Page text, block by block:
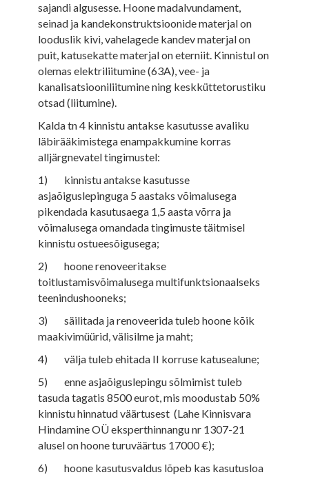
sajandi algusesse. Hoone madalvundament,
seinad ja kandekonstruktsioonide materjal on
looduslik kivi, vahelagede kandev materjal on
puit, katusekatte materjal on eterniit. Kinnistul on
olemas elektriliitumine (63A), vee- ja
kanalisatsiooniliitumine ning keskküttetorustiku
otsad (liitumine).
Kalda tn 4 kinnistu antakse kasutusse avaliku
läbirääkimistega enampakkumine korras
alljärgnevatel tingimustel:
1) kinnistu antakse kasutusse
asjaõiguslepinguga 5 aastaks võimalusega
pikendada kasutusaega 1,5 aasta võrra ja
võimalusega omandada tingimuste täitmisel
kinnistu ostueesõigusega;
2) hoone renoveeritakse
toitlustamisvõimalusega multifunktsionaalseks
teenindushooneks;
3) säilitada ja renoveerida tuleb hoone kõik
maakivimüürid, välisilme ja maht;
4) välja tuleb ehitada II korruse katusealune;
5) enne asjaõiguslepingu sõlmimist tuleb
tasuda tagatis 8500 eurot, mis moodustab 50%
kinnistu hinnatud väärtusest (Lahe Kinnisvara
Hindamine OÜ eksperthinnangu nr 1307-21
alusel on hoone turuväärtus 17000 €);
6) hoone kasutusvaldus lõpeb kas kasutusloa